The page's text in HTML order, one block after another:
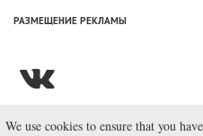
РАЗМЕЩЕНИЕ РЕКЛАМЫ
© ООО «Лаборатория
We use cookies to ensure that you